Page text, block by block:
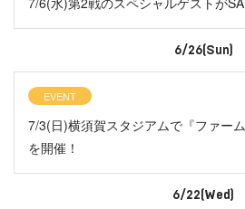
6/26(Sun)
EVENT
7/3(日)横須賀スタジアムで『ファー
を開催！
6/22(Wed)